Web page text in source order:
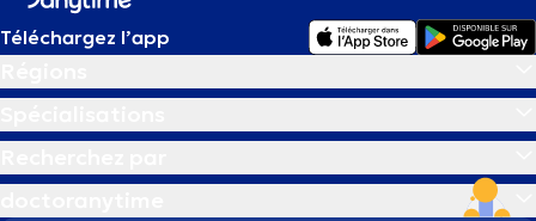
Téléchargez l’app